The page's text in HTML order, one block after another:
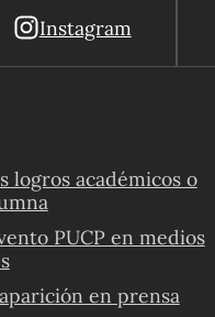
Instagram
logros académicos o
PUCP en medios
en prensa